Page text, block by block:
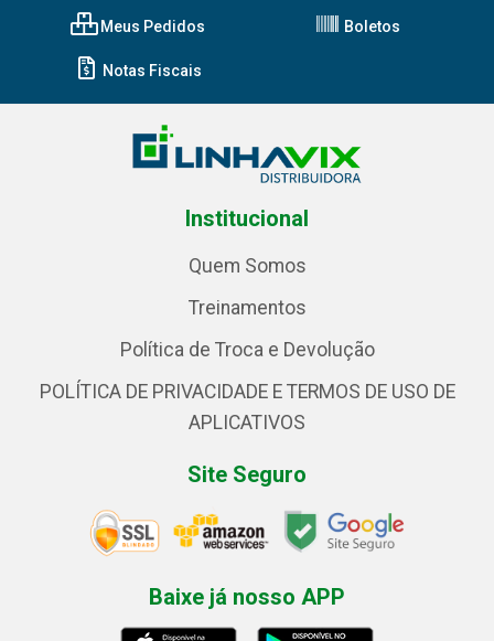
Meus Pedidos Boletos
Notas Fiscais
Institucional
Quem Somos
Treinamentos
Política de Troca e Devolução
POLÍTICA DE PRIVACIDADE E TERMOS DE USO DE
APLICATIVOS
Site Seguro
Baixe já nosso APP